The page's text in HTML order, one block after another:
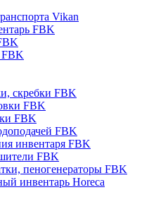
Vikan
FBK
FBK
скребки FBK
FBK
FBK
FBK
инвентаря FBK
FBK
пеногенераторы FBK
инвентарь Horeca